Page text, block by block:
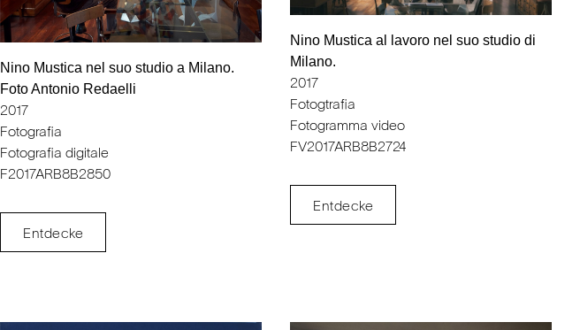
Nino Mustica nel suo studio a Milano.
Foto Antonio Redaelli
2017
Fotografia
Fotografia digitale
F2017ARB8B2850
Entdecke
Nino Mustica al lavoro nel suo studio di
Milano.
2017
Fotogtrafia
Fotogramma video
FV2017ARB8B2724
Entdecke